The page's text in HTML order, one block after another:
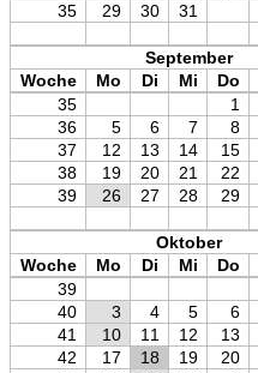
35
29 30 31
September
Woche
Mo Di Mi Do
35
1
36
5 6 7 8
37
12 13 14 15
38
19 20 21 22
39
26 27 28 29
Oktober
Woche
Mo Di Mi Do
39
40
3 4 5 6
41
10 11 12 13
42
17 18 19 20